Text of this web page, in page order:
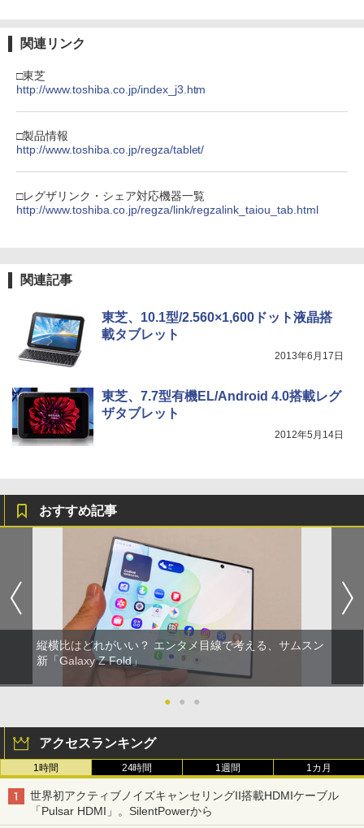
関連リンク
□東芝
http://www.toshiba.co.jp/index_j3.htm
□製品情報
http://www.toshiba.co.jp/regza/tablet/
□レグザリンク・シェア対応機器一覧
http://www.toshiba.co.jp/regza/link/regzalink_taiou_tab.html
関連記事
東芝、10.1型/2.560×1,600ドット液晶搭
載タブレット
2013年6月17日
東芝、7.7型有機EL/Android 4.0搭載レグ
ザタブレット
2012年5月14日
おすすめ記事
縦横比はどれがいい？ エンタメ目線で考える、サムスン
新「Galaxy Z Fold」
● ● ●
アクセスランキング
1時間 24時間 1週間 1カ月
世界初アクティブノイズキャンセリングII搭載HDMIケーブル
「Pulsar HDMI」。SilentPowerから